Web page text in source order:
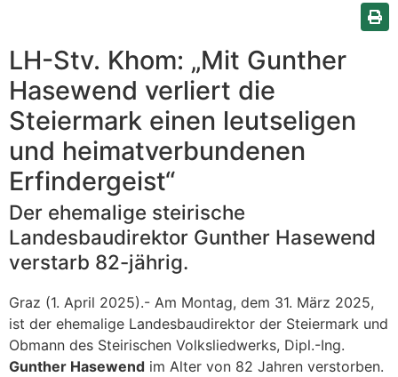
LH-Stv. Khom: „Mit Gunther
Hasewend verliert die
Steiermark einen leutseligen
und heimatverbundenen
Erfindergeist“
Der ehemalige steirische
Landesbaudirektor Gunther Hasewend
verstarb 82-jährig.
Graz (1. April 2025).- Am Montag, dem 31. März 2025,
ist der ehemalige Landesbaudirektor der Steiermark und
Obmann des Steirischen Volksliedwerks, Dipl.-Ing.
Gunther Hasewend im Alter von 82 Jahren verstorben.